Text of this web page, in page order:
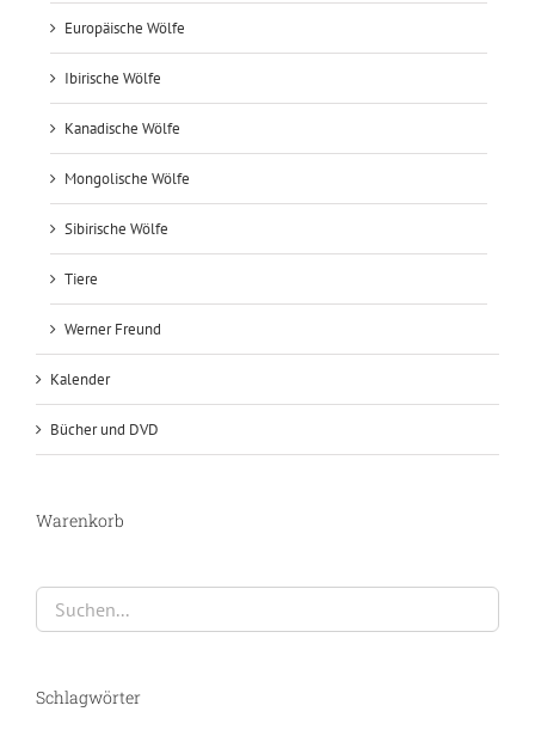
Europäische Wölfe
Ibirische Wölfe
Kanadische Wölfe
Mongolische Wölfe
Sibirische Wölfe
Tiere
Werner Freund
Kalender
Bücher und DVD
Warenkorb
Schlagwörter